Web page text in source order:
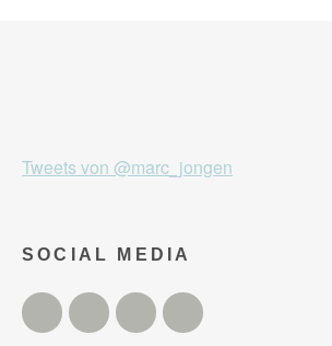
Tweets von @marc_jongen
SOCIAL MEDIA
Twitter FacebookInstagram